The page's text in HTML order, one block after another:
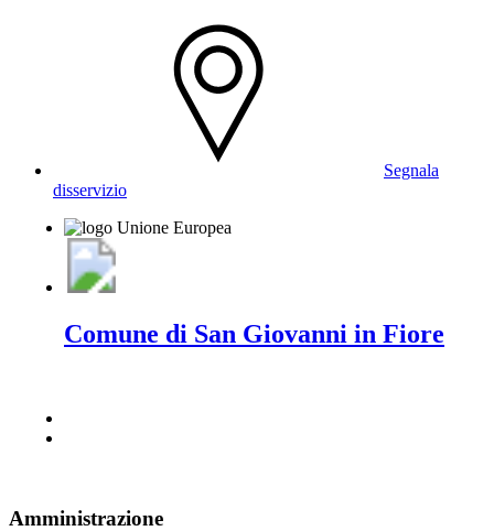
Segnala
disservizio
Comune di San Giovanni in Fiore
Amministrazione